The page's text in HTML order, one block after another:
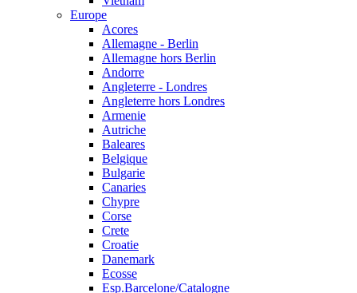
Europe
Acores
Allemagne - Berlin
Allemagne hors Berlin
Andorre
Angleterre - Londres
Angleterre hors Londres
Armenie
Autriche
Baleares
Belgique
Bulgarie
Canaries
Chypre
Corse
Crete
Croatie
Danemark
Ecosse
Esp.Barcelone/Catalogne